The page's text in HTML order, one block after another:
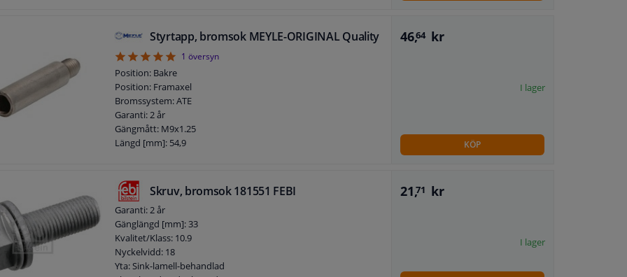
Styrtapp, bromsok MEYLE-ORIGINAL Quality
51 översyn
Position: Bakre
Position: Framaxel
Bromssystem: ATE
Garanti: 2 år
Gängmått: M9x1.25
Längd [mm]: 54,9
46,64 kr
I lager
KÖP
Skruv, bromsok 181551 FEBI
Garanti: 2 år
Gänglängd [mm]: 33
Kvalitet/Klass: 10.9
Nyckelvidd: 18
Yta: Sink-lamell-behandlad
21,71 kr
I lager